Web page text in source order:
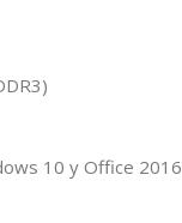
10 y Office 2016